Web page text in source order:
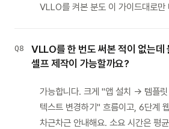
VLLO를 켜본 분도 이 가이드대로만
Q8
VLLO를 한 번도 써본 적이 없는데
셀프 제작이 가능할까요?
가능합니다. 크게 "앱 설치 → 템플
텍스트 변경하기" 흐름이고, 6단계
차근차근 안내해요. 소요 시간은 평